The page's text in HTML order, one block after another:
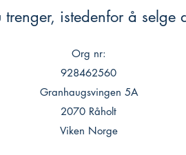
istedenfor å selge
Org nr:
928462560
Granhaugsvingen 5A
2070 Råholt
Viken Norge